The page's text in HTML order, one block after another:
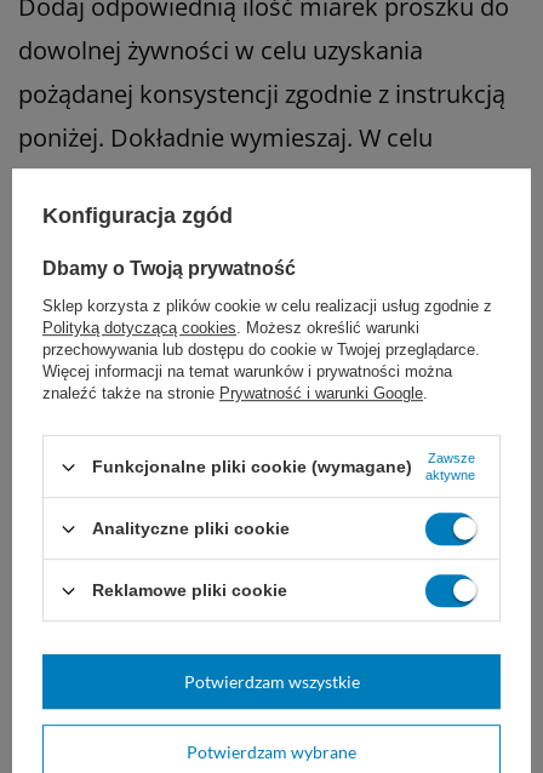
Dodaj odpowiednią ilość miarek proszku do
dowolnej żywności w celu uzyskania
pożądanej konsystencji zgodnie z instrukcją
poniżej. Dokładnie wymieszaj. W celu
użycie miksera.
Sposób użycia i przechowywania:
Najlepiej spożyć przed datą podaną na
opakowaniu.
Okres przydatności 9 miesięcy.
Przechowywać w temp. pokojowej, w
suchym i chłodnym miejscu.
Po otwarciu przechowywać przez 30 dni.
Spożyć w ciągu 2 godzin od
przygotowania mieszaniny, pozostałość
Konfiguracja zgód
Dbamy o Twoją prywatność
Sklep korzysta z plików cookie w celu realizacji usług zgodnie z
Polityką dotyczącą cookies. Możesz określić warunki
przechowywania lub dostępu do cookie w Twojej przeglądarce.
Więcej informacji na temat warunków i prywatności można
znaleźć także na stronie Prywatność i warunki Google.
Funkcjonalne pliki cookie (wymagane)
Zawsze
aktywne
Analityczne pliki cookie
Reklamowe pliki cookie
Potwierdzam wybrane
Potwierdzam wszystkie